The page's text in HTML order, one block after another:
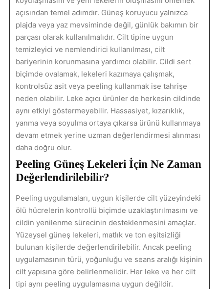
açısından temel adımdır. Güneş koruyucu yalnızca
plajda veya yaz mevsiminde değil, günlük bakımın bir
parçası olarak kullanılmalıdır. Cilt tipine uygun
temizleyici ve nemlendirici kullanılması, cilt
bariyerinin korunmasına yardımcı olabilir. Cildi sert
biçimde ovalamak, lekeleri kazımaya çalışmak,
kontrolsüz asit veya peeling kullanmak ise tahrişe
neden olabilir. Leke açıcı ürünler de herkesin cildinde
aynı etkiyi göstermeyebilir. Hassasiyet, kızarıklık,
yanma veya soyulma ortaya çıkarsa ürünü kullanmaya
devam etmek yerine uzman değerlendirmesi alınması
daha doğru olur.
Peeling Güneş Lekeleri İçin Ne Zaman
Değerlendirilebilir?
Peeling uygulamaları, uygun kişilerde cilt yüzeyindeki
ölü hücrelerin kontrollü biçimde uzaklaştırılmasını ve
cildin yenilenme sürecinin desteklenmesini amaçlar.
Yüzeysel güneş lekeleri, matlık ve ton eşitsizliği
bulunan kişilerde değerlendirilebilir. Ancak peeling
uygulamasının türü, yoğunluğu ve seans aralığı kişinin
cilt yapısına göre belirlenmelidir. Her leke ve her cilt
tipi aynı peeling uygulamasına uygun değildir.